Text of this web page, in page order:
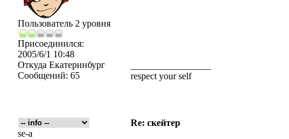
Пользователь 2 уровня
Присоединился:
2005/6/1 10:48
Откуда Екатеринбург
Сообщений: 65
respect your self
Re: скейтер
se-a